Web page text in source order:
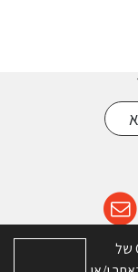
לידיעתך, באתר זה נעשה שימוש בקבצי Cookies של